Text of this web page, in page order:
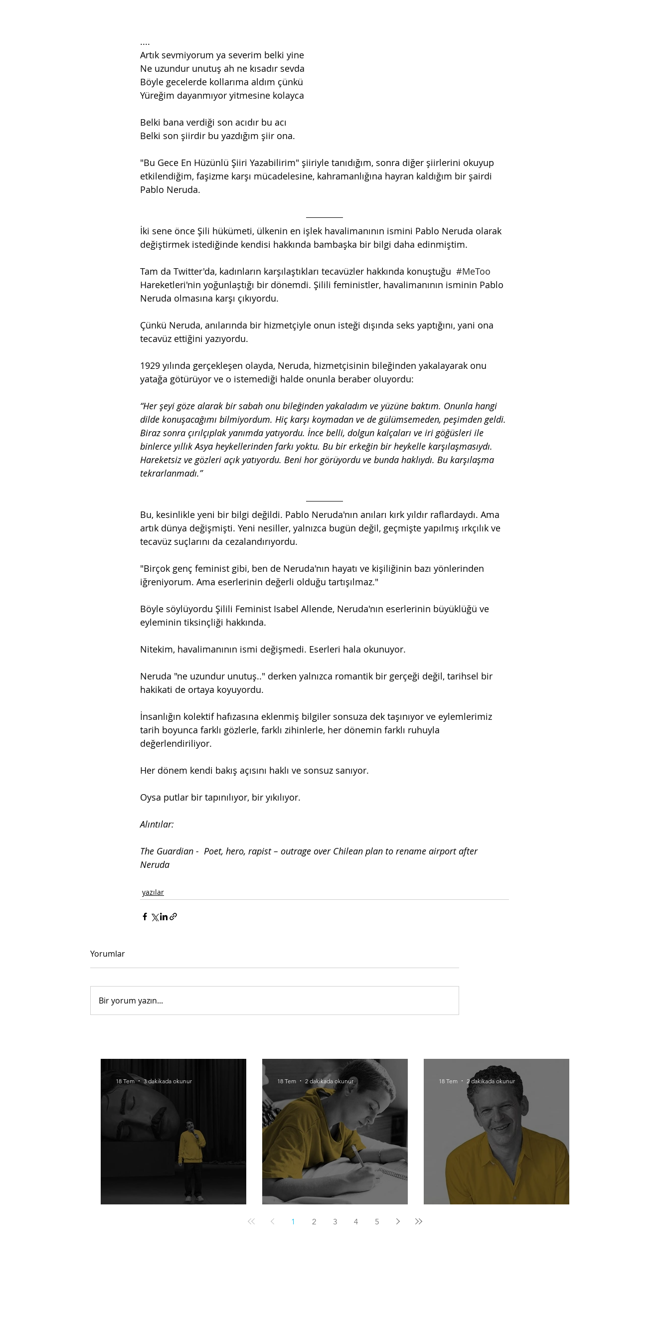
....
Artık sevmiyorum ya severim belki yine
Ne uzundur unutuş ah ne kısadır sevda
Böyle gecelerde kollarıma aldım çünkü
Yüreğim dayanmıyor yitmesine kolayca
Belki bana verdiği son acıdır bu acı
Belki son şiirdir bu yazdığım şiir ona.
"Bu Gece En Hüzünlü Şiiri Yazabilirim" şiiriyle tanıdığım, sonra diğer şiirlerini okuyup
etkilendiğim, faşizme karşı mücadelesine, kahramanlığına hayran kaldığım bir şairdi
Pablo Neruda.
İki sene önce Şili hükümeti, ülkenin en işlek havalimanının ismini Pablo Neruda olarak
değiştirmek istediğinde kendisi hakkında bambaşka bir bilgi daha edinmiştim.
Tam da Twitter'da, kadınların karşılaştıkları tecavüzler hakkında konuştuğu #MeToo
Hareketleri'nin yoğunlaştığı bir dönemdi. Şilili feministler, havalimanının isminin Pablo
Neruda olmasına karşı çıkıyordu.
Çünkü Neruda, anılarında bir hizmetçiyle onun isteği dışında seks yaptığını, yani ona
tecavüz ettiğini yazıyordu.
1929 yılında gerçekleşen olayda, Neruda, hizmetçisinin bileğinden yakalayarak onu
yatağa götürüyor ve o istemediği halde onunla beraber oluyordu:
“Her şeyi göze alarak bir sabah onu bileğinden yakaladım ve yüzüne baktım. Onunla hangi
dilde konuşacağımı bilmiyordum. Hiç karşı koymadan ve de gülümsemeden, peşimden geldi.
Biraz sonra çırılçıplak yanımda yatıyordu. İnce belli, dolgun kalçaları ve iri göğüsleri ile
binlerce yıllık Asya heykellerinden farkı yoktu. Bu bir erkeğin bir heykelle karşılaşmasıydı.
Hareketsiz ve gözleri açık yatıyordu. Beni hor görüyordu ve bunda haklıydı. Bu karşılaşma
tekrarlanmadı.”
Bu, kesinlikle yeni bir bilgi değildi. Pablo Neruda'nın anıları kırk yıldır raflardaydı. Ama
artık dünya değişmişti. Yeni nesiller, yalnızca bugün değil, geçmişte yapılmış ırkçılık ve
tecavüz suçlarını da cezalandırıyordu.
"Birçok genç feminist gibi, ben de Neruda'nın hayatı ve kişiliğinin bazı yönlerinden
iğreniyorum. Ama eserlerinin değerli olduğu tartışılmaz."
Böyle söylüyordu Şilili Feminist Isabel Allende, Neruda'nın eserlerinin büyüklüğü ve
eyleminin tiksinçliği hakkında.
Nitekim, havalimanının ismi değişmedi. Eserleri hala okunuyor.
Neruda "ne uzundur unutuş.." derken yalnızca romantik bir gerçeği değil, tarihsel bir
hakikati de ortaya koyuyordu.
İnsanlığın kolektif hafızasına eklenmiş bilgiler sonsuza dek taşınıyor ve eylemlerimiz
tarih boyunca farklı gözlerle, farklı zihinlerle, her dönemin farklı ruhuyla
değerlendiriliyor.
Her dönem kendi bakış açısını haklı ve sonsuz sanıyor.
Oysa putlar bir tapınılıyor, bir yıkılıyor.
Alıntılar:
The Guardian -  Poet, hero, rapist – outrage over Chilean plan to rename airport after
Neruda
yazılar
Yorumlar
Bir yorum yazın...
18 Tem 3 dakikada okunur 18 Tem 2 dakikada okunur 18 Tem 2 dakikada okunur
1 2 3 4 5